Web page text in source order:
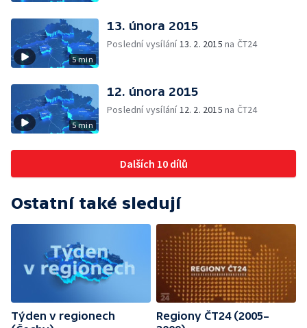
5 min
13. února 2015
Poslední vysílání13. 2. 2015 na ČT24
5 min
12. února 2015
Poslední vysílání12. 2. 2015 na ČT24
Dalších 10 dílů
Ostatní také sledují
Týden v regionech
Regiony ČT24 (2005–